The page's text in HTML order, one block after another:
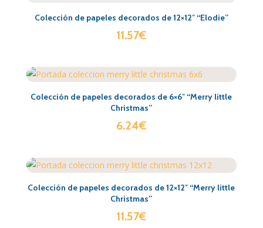
Colección de papeles decorados de 12×12″ “Elodie”
11.57€
Colección de papeles decorados de 6×6″ “Merry little
Christmas”
6.24€
Colección de papeles decorados de 12×12″ “Merry little
Christmas”
11.57€